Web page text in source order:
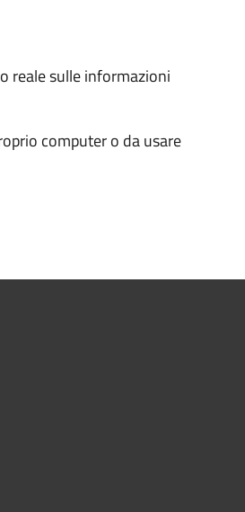
reale sulle informazioni
computer o da usare